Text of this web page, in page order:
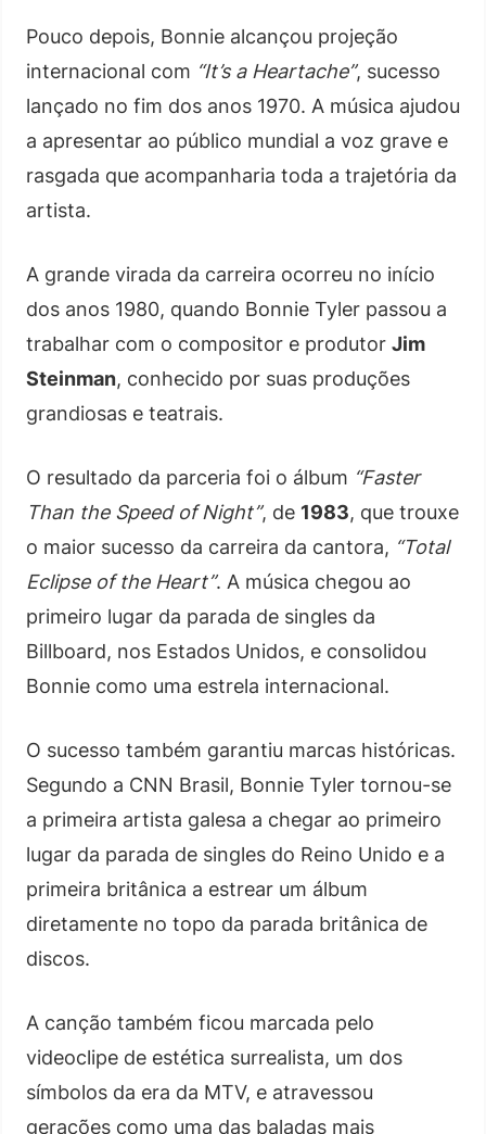
Pouco depois, Bonnie alcançou projeção
internacional com “It’s a Heartache”, sucesso
lançado no fim dos anos 1970. A música ajudou
a apresentar ao público mundial a voz grave e
rasgada que acompanharia toda a trajetória da
artista.
A grande virada da carreira ocorreu no início
dos anos 1980, quando Bonnie Tyler passou a
trabalhar com o compositor e produtor Jim
Steinman, conhecido por suas produções
grandiosas e teatrais.
O resultado da parceria foi o álbum “Faster
Than the Speed of Night”, de 1983, que trouxe
o maior sucesso da carreira da cantora, “Total
Eclipse of the Heart”. A música chegou ao
primeiro lugar da parada de singles da
Billboard, nos Estados Unidos, e consolidou
Bonnie como uma estrela internacional.
O sucesso também garantiu marcas históricas.
Segundo a CNN Brasil, Bonnie Tyler tornou-se
a primeira artista galesa a chegar ao primeiro
lugar da parada de singles do Reino Unido e a
primeira britânica a estrear um álbum
diretamente no topo da parada britânica de
discos.
A canção também ficou marcada pelo
videoclipe de estética surrealista, um dos
símbolos da era da MTV, e atravessou
gerações como uma das baladas mais